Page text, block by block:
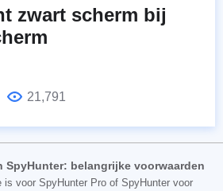
zwart scherm bij
21,791
SpyHunter: belangrijke voorwaarden
is voor SpyHunter Pro of SpyHunter voor